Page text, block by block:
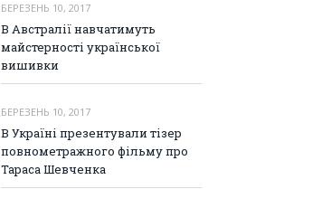
БЕРЕЗЕНЬ 10, 2017
В Австралії навчатимуть
майстерності української
вишивки
БЕРЕЗЕНЬ 10, 2017
В Україні презентували тізер
повнометражного фільму про
Тараса Шевченка